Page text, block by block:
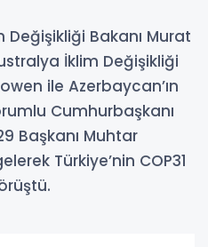
Değişikliği Bakanı Murat
İklim Değişikliği
ile Azerbaycan’ın
Cumhurbaşkanı
Başkanı Muhtar
Türkiye’nin COP31